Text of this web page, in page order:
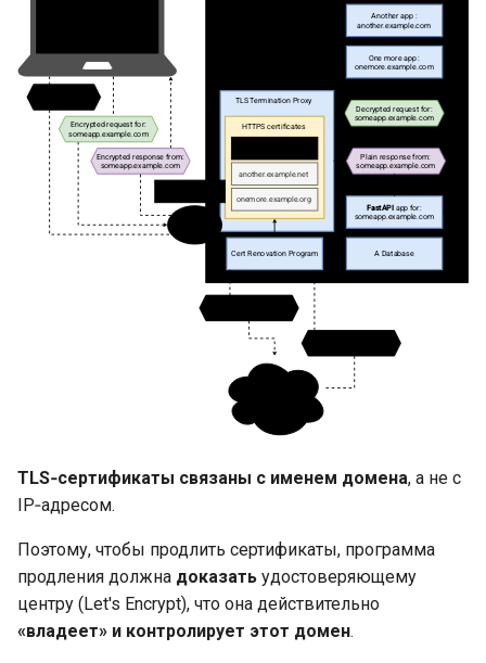
TLS‑сертификаты связаны с именем домена, а не с
IP‑адресом.
Поэтому, чтобы продлить сертификаты, программа
продления должна доказать удостоверяющему
центру (Let's Encrypt), что она действительно
«владеет» и контролирует этот домен.